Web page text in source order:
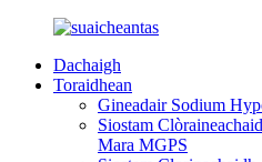
Dachaigh
Toraidhean
Gineadair Sodium
Siostam
Mara MGPS